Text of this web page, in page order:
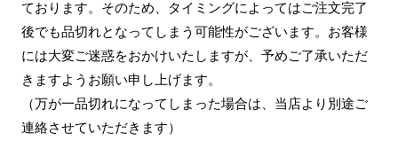
ております。そのため、タイミングによってはご注文完了
後でも品切れとなってしまう可能性がございます。お客様
には大変ご迷惑をおかけいたしますが、予めご了承いただ
きますようお願い申し上げます。
（万が一品切れになってしまった場合は、当店より別途ご
連絡させていただきます）